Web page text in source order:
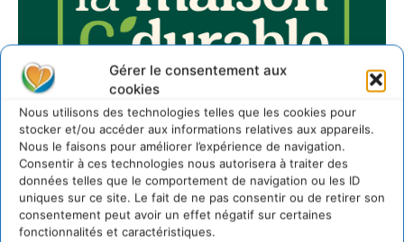
Gérer le consentement aux
cookies
Nous utilisons des technologies telles que les cookies pour
stocker et/ou accéder aux informations relatives aux appareils.
Nous le faisons pour améliorer l’expérience de navigation.
Consentir à ces technologies nous autorisera à traiter des
données telles que le comportement de navigation ou les ID
uniques sur ce site. Le fait de ne pas consentir ou de retirer son
consentement peut avoir un effet négatif sur certaines
fonctionnalités et caractéristiques.